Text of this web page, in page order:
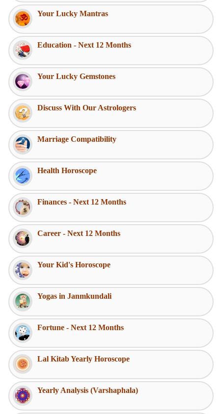
Your Lucky Mantras
Education - Next 12 Months
Your Lucky Gemstones
Discuss With Our Astrologers
Marriage Compatibility
Health Horoscope
Finances - Next 12 Months
Career - Next 12 Months
Your Kid's Horoscope
Yogas in Janmkundali
Fortune - Next 12 Months
Lal Kitab Yearly Horoscope
Yearly Analysis (Varshaphala)